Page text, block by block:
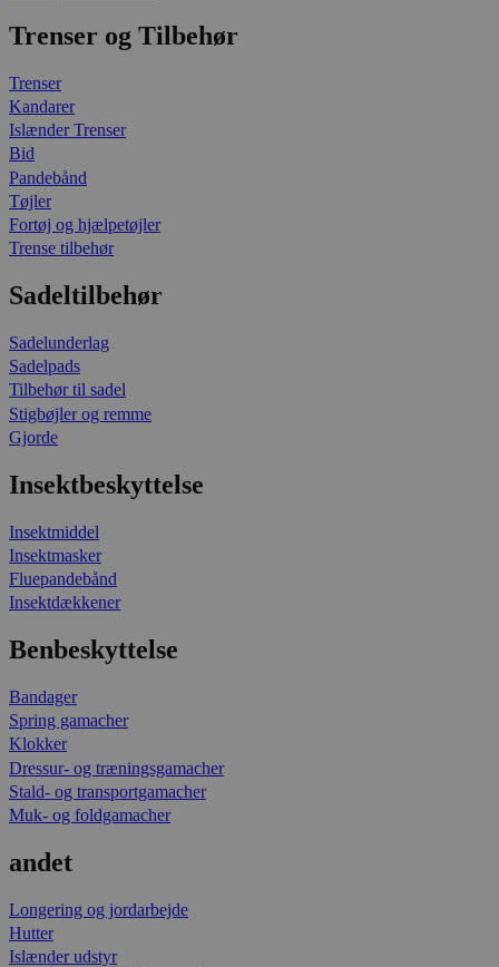
Trenser og Tilbehør
Trenser
Kandarer
Islænder Trenser
Bid
Pandebånd
Tøjler
Fortøj og hjælpetøjler
Trense tilbehør
Sadeltilbehør
Sadelunderlag
Sadelpads
Tilbehør til sadel
Stigbøjler og remme
Gjorde
Insektbeskyttelse
Insektmiddel
Insektmasker
Fluepandebånd
Insektdækkener
Benbeskyttelse
Bandager
Spring gamacher
Klokker
Dressur- og træningsgamacher
Stald- og transportgamacher
Muk- og foldgamacher
andet
Longering og jordarbejde
Hutter
Islænder udstyr